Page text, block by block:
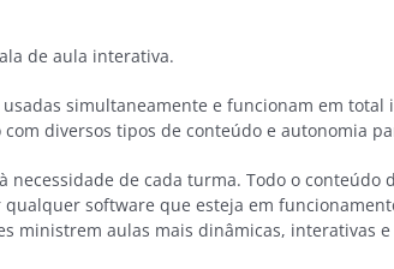
de aula interativa.
simultaneamente e funcionam em
diversos tipos de conteúdo e autonomia
de cada turma. Todo o
software que esteja em
ministrem aulas mais dinâmicas, interativas